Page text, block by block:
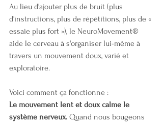
Au lieu d'ajouter plus de bruit (plus
d'instructions, plus de répétitions, plus de «
essaie plus fort »), le NeuroMovement®
aide le cerveau à s'organiser lui-même à
travers un mouvement doux, varié et
exploratoire.
Voici comment ça fonctionne :
Le mouvement lent et doux calme le
système nerveux. Quand nous bougeons